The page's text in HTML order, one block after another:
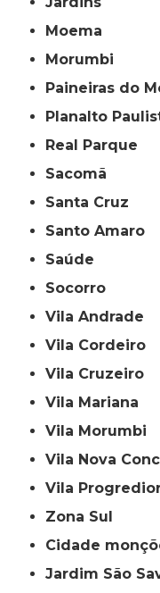
Moema
Morumbi
Paineiras do
Planalto
Real Parque
Sacomã
Santa Cruz
Santo Amaro
Saúde
Socorro
Vila Andrade
Vila Cordeiro
Vila Cruzeiro
Vila Mariana
Vila Morumbi
Vila Nova
Vila
Zona Sul
cidade
jardim São